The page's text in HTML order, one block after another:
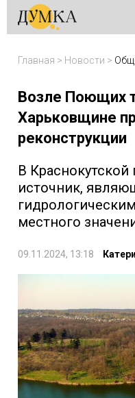
Главная > Новости >
Возле Поющих
Харьковщине
реконструкции
В
источник,
местного
09.11.2024, 13:18